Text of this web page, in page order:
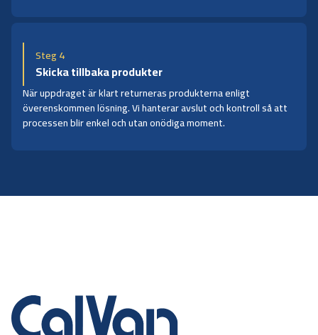
Steg 4
Skicka tillbaka produkter
När uppdraget är klart returneras produkterna enligt
överenskommen lösning. Vi hanterar avslut och kontroll så att
processen blir enkel och utan onödiga moment.